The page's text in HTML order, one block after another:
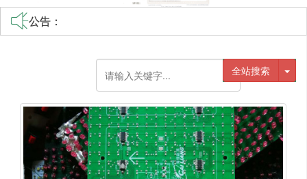
公告：
不带元器件的电路板
全站搜索